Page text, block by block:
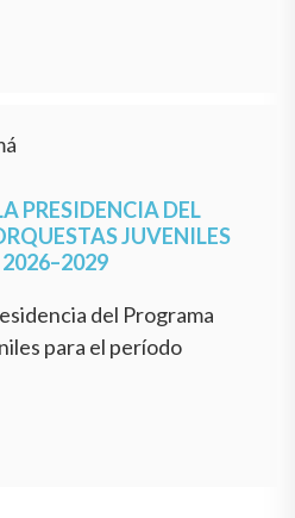
PRESIDENCIA DEL
JUVENILES
2026–2029
del Programa
para el período